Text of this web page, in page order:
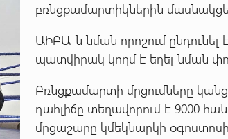
բռնցքամարտիկներին
ԱԻԲԱ-ն նման որոշում
պատվիրակ կողմ է եղել նման
Բռնցքամարտի մրցումները
դահլիճը տեղավորում է 9000
մրցաշարը կմեկնարկի